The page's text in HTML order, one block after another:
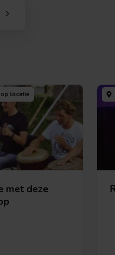
op locatie
met deze